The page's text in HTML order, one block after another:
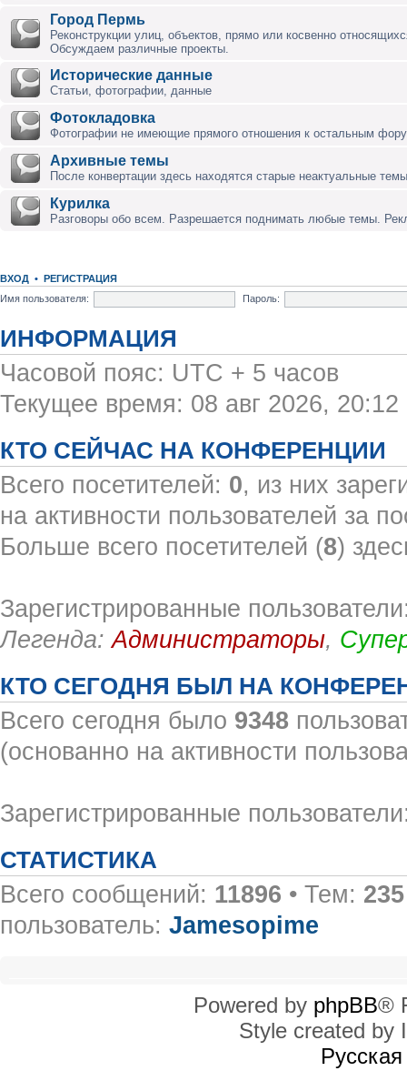
Город Пермь
Реконструкции улиц, объектов, прямо или косвенно
Обсуждаем различные проекты.
Исторические данные
Статьи, фотографии, данные
Фотокладовка
Фотографии не имеющие прямого отношения к остальным
Архивные темы
После конвертации здесь находятся старые неактуальные
Курилка
Разговоры обо всем. Разрешается поднимать любые темы.
ВХОД • РЕГИСТРАЦИЯ
Имя пользователя:
Пароль:
ИНФОРМАЦИЯ
Часовой пояс: UTC + 5 часов
Текущее время: 08 авг 2026, 20:12
КТО СЕЙЧАС НА КОНФЕРЕНЦИИ
Всего посетителей: 0, из них
на активности пользователей за
Больше всего посетителей (8)
Зарегистрированные
Легенда:Администраторы,
КТО СЕГОДНЯ БЫЛ НА
Всего сегодня было 9348
(основанно на активности
Зарегистрированные
СТАТИСТИКА
Всего сообщений: 11896 • Тем: 235
пользователь: Jamesopime
Powered by phpBB®
Style created by